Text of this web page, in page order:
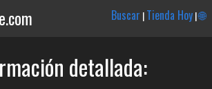
Buscar |Tienda Hoy|🌐
detallada: